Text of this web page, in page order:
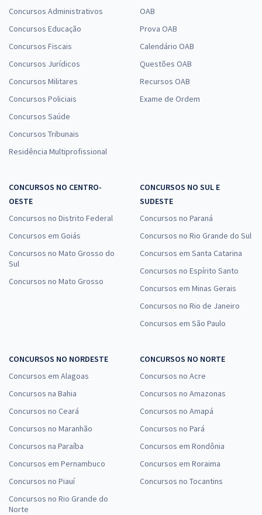
Concursos Administrativos
Concursos Educação
Concursos Fiscais
Concursos Jurídicos
Concursos Militares
Concursos Policiais
Concursos Saúde
Concursos Tribunais
Residência Multiprofissional
OAB
Prova OAB
Calendário OAB
Questões OAB
Recursos OAB
Exame de Ordem
CONCURSOS NO CENTRO-
OESTE
Concursos no Distrito Federal
Concursos em Goiás
Concursos no Mato Grosso do
Sul
Concursos no Mato Grosso
CONCURSOS NO SUL E
SUDESTE
Concursos no Paraná
Concursos no Rio Grande do Sul
Concursos em Santa Catarina
Concursos no Espírito Santo
Concursos em Minas Gerais
Concursos no Rio de Janeiro
Concursos em São Paulo
CONCURSOS NO NORDESTE
Concursos em Alagoas
Concursos na Bahia
Concursos no Ceará
Concursos no Maranhão
Concursos na Paraíba
Concursos em Pernambuco
Concursos no Piauí
Concursos no Rio Grande do
Norte
CONCURSOS NO NORTE
Concursos no Acre
Concursos no Amazonas
Concursos no Amapá
Concursos no Pará
Concursos em Rondônia
Concursos em Roraima
Concursos no Tocantins